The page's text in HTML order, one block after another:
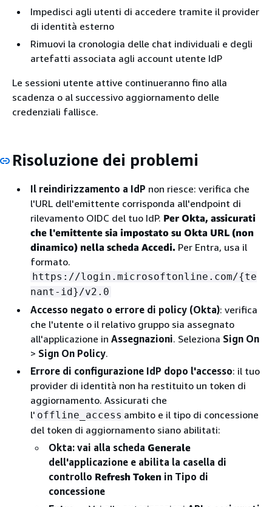
Impedisci agli utenti di accedere tramite il provider
di identità esterno
Rimuovi la cronologia delle chat individuali e degli
artefatti associata agli account utente IdP
Le sessioni utente attive continueranno fino alla
scadenza o al successivo aggiornamento delle
credenziali fallisce.
Risoluzione dei problemi
Il reindirizzamento a IdP non riesce: verifica che
l'URL dell'emittente corrisponda all'endpoint di
rilevamento OIDC del tuo IdP. Per Okta, assicurati
che l'emittente sia impostato su Okta URL (non
dinamico) nella scheda Accedi. Per Entra, usa il
formato.
https://login.microsoftonline.com/{te
nant-id}/v2.0
Accesso negato o errore di policy (Okta): verifica
che l'utente o il relativo gruppo sia assegnato
all'applicazione in Assegnazioni. Seleziona Sign On
> Sign On Policy.
Errore di configurazione IdP dopo l'accesso: il tuo
provider di identità non ha restituito un token di
aggiornamento. Assicurati che
l' offline_access ambito e il tipo di concessione
del token di aggiornamento siano abilitati:
Okta: vai alla scheda Generale
dell'applicazione e abilita la casella di
controllo Refresh Token in Tipo di
concessione